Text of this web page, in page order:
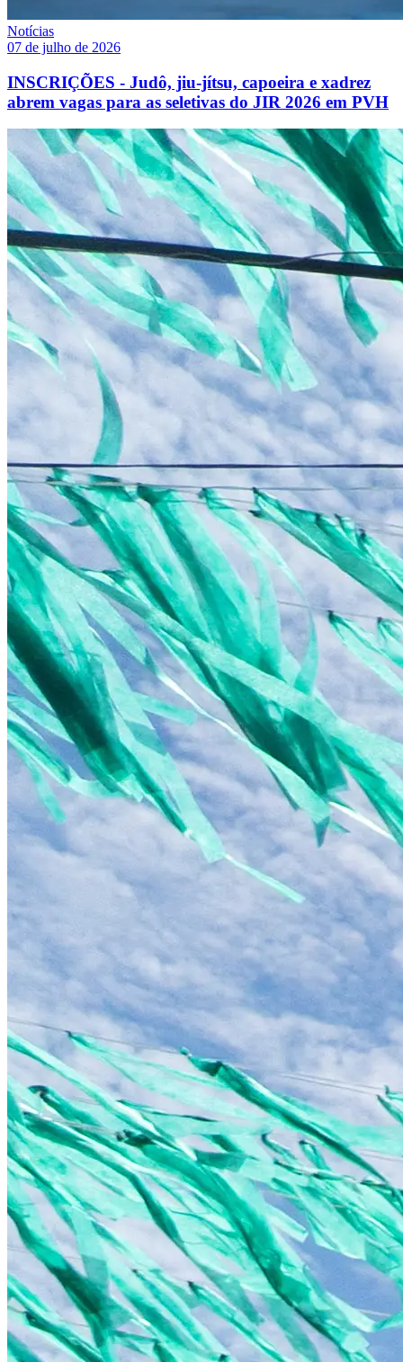
Notícias
07 de julho de 2026
INSCRIÇÕES - Judô, jiu-jítsu, capoeira e xadrez
abrem vagas para as seletivas do JIR 2026 em PVH